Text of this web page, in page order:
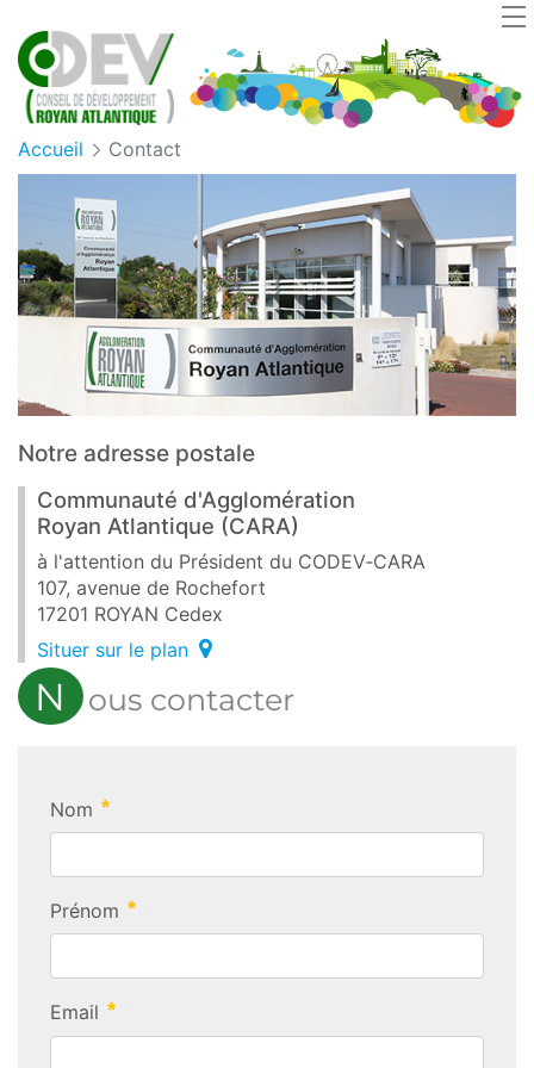
Accueil Contact
Notre adresse postale
Communauté d'Agglomération
Royan Atlantique (CARA)
à l'attention du Président du CODEV‑CARA
107, avenue de Rochefort
17201 ROYAN Cedex
Situer sur le plan
N ous contacter
Nom
Required
Prénom
Required
Email